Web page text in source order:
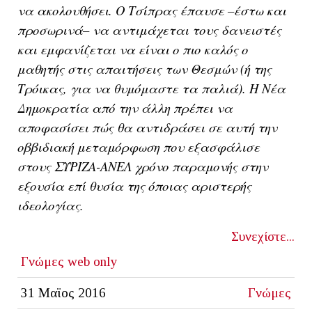
να ακολουθήσει. Ο Τσίπρας έπαυσε –έστω και
προσωρινά– να αντιμάχεται τους δανειστές
και εμφανίζεται να είναι ο πιο καλός ο
μαθητής στις απαιτήσεις των Θεσμών (ή της
Τρόικας, για να θυμόμαστε τα παλιά). Η Νέα
Δημοκρατία από την άλλη πρέπει να
αποφασίσει πώς θα αντιδράσει σε αυτή την
οββιδιακή μεταμόρφωση που εξασφάλισε
στους ΣΥΡΙΖΑ-ΑΝΕΛ χρόνο παραμονής στην
εξουσία επί θυσία της όποιας αριστερής
ιδεολογίας.
Συνεχίστε...
Γνώμες web only
31 Μαϊος 2016 Γνώμες